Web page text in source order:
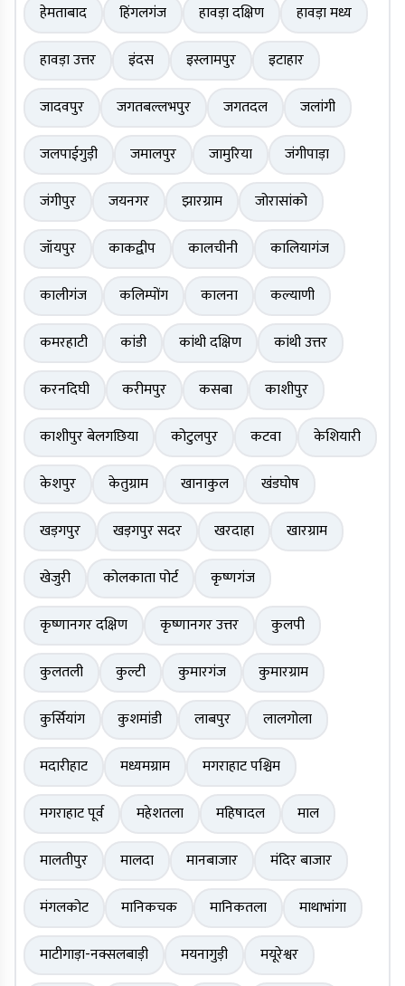
हेमताबाद
हिंगलगंज हावड़ा दक्षिण
हावड़ा मध्य
हावड़ा उत्तर
इंदस इस्लामपुर
इटाहार
जादवपुर
जगतबल्लभपुर जगतदल
जलांगी
जलपाईगुड़ी
जमालपुर जामुरिया
जंगीपाड़ा
जंगीपुर
जयनगर झारग्राम
जोरासांको
जॉयपुर
काकद्वीप कालचीनी
कालियागंज
कालीगंज
कलिम्पोंग कालना
कल्याणी
कमरहाटी
कांडी कांथी दक्षिण
कांथी उत्तर
करनदिघी
करीमपुर कसबा
काशीपुर
काशीपुर बेलगछिया
कोटुलपुर कटवा
केशियारी
केशपुर
केतुग्राम खानाकुल
खंडघोष
खड़गपुर
खड़गपुर सदर खरदाहा
खारग्राम
खेजुरी
कोलकाता पोर्ट
कृष्णगंज
कृष्णानगर दक्षिण
कृष्णानगर उत्तर
कुलपी
कुलतली
कुल्टी कुमारगंज
कुमारग्राम
कुर्सियांग
कुशमांडी लाबपुर
लालगोला
मदारीहाट
मध्यमग्राम
मगराहाट पश्चिम
मगराहाट पूर्व
महेशतला महिषादल
माल
मालतीपुर
मालदा मानबाजार
मंदिर बाजार
मंगलकोट
मानिकचक मानिकतला
माथाभांगा
माटीगाड़ा-नक्सलबाड़ी
मयनागुड़ी मयूरेश्वर